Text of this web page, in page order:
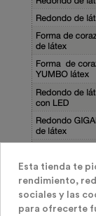
Esta tienda te
rendimiento,
sociales y las
para ofrecerte